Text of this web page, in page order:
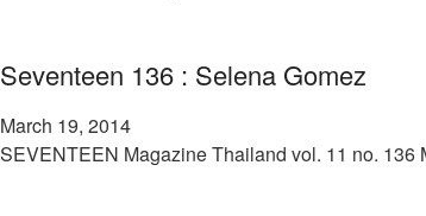
Seventeen 136 : Selena Gomez
March 19, 2014
SEVENTEEN Magazine Thailand vol. 11 no.